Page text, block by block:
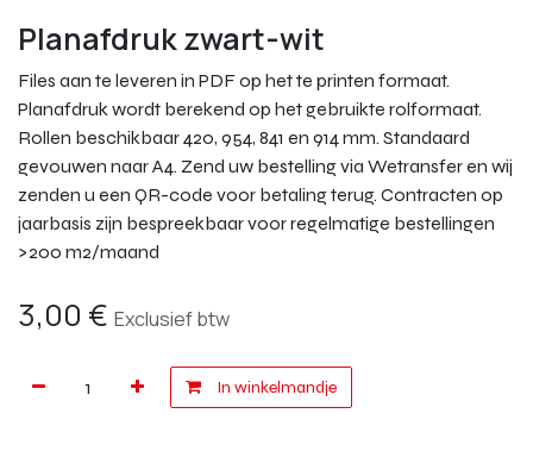
Planafdruk zwart-wit
Files aan te leveren in PDF op het te printen formaat.
Planafdruk wordt berekend op het gebruikte rolformaat.
Rollen beschikbaar 420, 954, 841 en 914 mm. Standaard
gevouwen naar A4. Zend uw bestelling via Wetransfer en wij
zenden u een QR-code voor betaling terug. Contracten op
jaarbasis zijn bespreekbaar voor regelmatige bestellingen
>200 m2/maand
3,00 € Exclusief btw
In winkelmandje